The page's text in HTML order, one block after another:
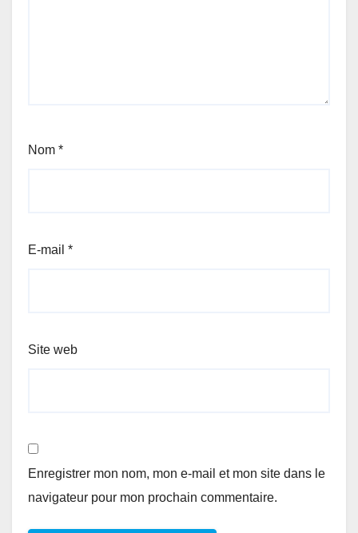
Nom *
E-mail *
Site web
Enregistrer mon nom, mon e-mail et mon site dans le
navigateur pour mon prochain commentaire.